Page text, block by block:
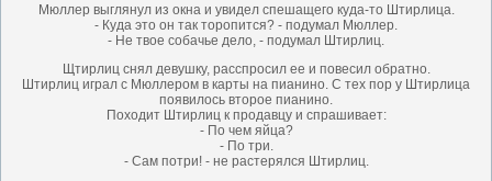
Мюллер выглянул из окна и увидел спешащего куда-то Штирлица.
- Куда это он так торопится? - подумал Мюллер.
- Не твое собачье дело, - подумал Штирлиц.
Щтирлиц снял девушку, расспросил ее и повесил обратно.
Штирлиц играл с Мюллером в карты на пианино. С тех пор у Штирлица
появилось второе пианино.
Походит Штирлиц к продавцу и спрашивает:
- По чем яйца?
- По три.
- Сам потри! - не растерялся Штирлиц.